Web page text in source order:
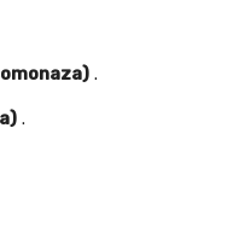
.
.